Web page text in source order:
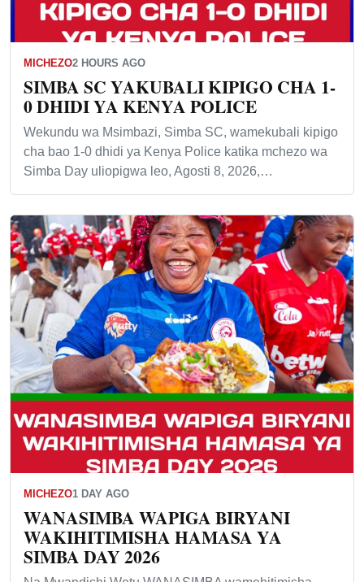
MICHEZO2 HOURS AGO
SIMBA SC YAKUBALI KIPIGO CHA 1-
0 DHIDI YA KENYA POLICE
Wekundu wa Msimbazi, Simba SC, wamekubali kipigo
cha bao 1-0 dhidi ya Kenya Police katika mchezo wa
Simba Day uliopigwa leo, Agosti 8, 2026,…
MICHEZO1 DAY AGO
WANASIMBA WAPIGA BIRYANI
WAKIHITIMISHA HAMASA YA
SIMBA DAY 2026